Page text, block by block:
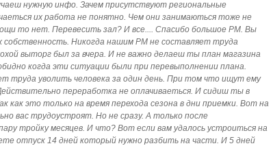
нужную инфо. Зачем присутствуют региональные
их работа не понятно. Чем они занимаються тоже не
то нет. Перевесить зал? И все.... Спасибо большое РМ. Вы
Никогда нашим РМ не составляет труда
выторг был за вчера. И не важно делаеш ты план магазина
когда эти ситуации были при перевыполнении плана.
труда уволить человека за один день. При том что ищут ему
переработка не оплачиваеться. И сидиш ты в
как это только на время перехода сезона в дни приемки. Вот на
вас трудоустроят. Но не сразу. А только после
тройку месяцев. И что? Вот если вам удалось устроиться на
отпуск 14 дней который нужно разбить на части. И 5 дней